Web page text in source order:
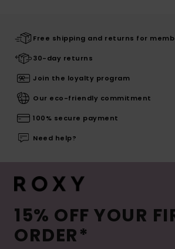
Free shipping and returns for
30-day returns
Join the loyalty program
Our eco-friendly commitment
100% secure payment
Need help?
15% OFF YOUR
ORDER*